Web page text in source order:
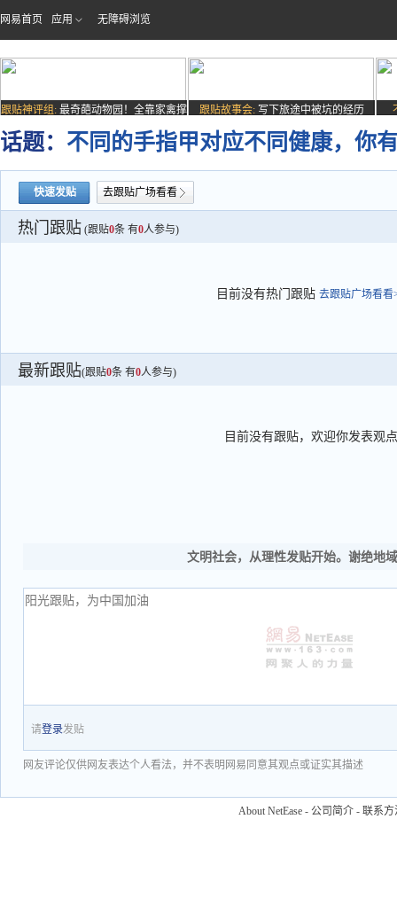
网易首页 应用 无障碍浏览
跟贴神评组: 最奇葩动物园！全靠家禽撑
场子
跟贴故事会: 写下旅途中被坑的经历
话题： 不同的手指甲对应不同健康，你
快速发贴 去跟贴广场看看
热门跟贴 (跟贴0条 有0人参与)
目前没有热门跟贴 去跟贴广场看看
最新跟贴(跟贴0条 有0人参与)
目前没有跟贴，欢迎你发表观点
文明社会，从理性发贴开始。谢绝地
请登录发贴
网友评论仅供网友表达个人看法，并不表明网易同意其观点或证实其描述
About NetEase - 公司简介 - 联系方